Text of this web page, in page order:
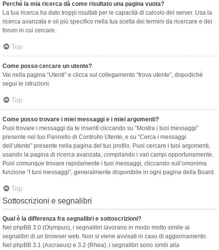
Perché la mia ricerca dà come risultato una pagina vuota?
La tua ricerca ha dato troppi risultati per le capacità di calcolo del server. Usa la
ricerca avanzata e sii più specifico nella tua scelta dei termini da ricercare e dei
forum in cui cercare.
Top
Come posso cercare un utente?
Vai nella pagina “Utenti” e clicca sul collegamento “trova utente”, dopodiché
segui le istruzioni.
Top
Come posso trovare i miei messaggi e i miei argomenti?
Puoi trovare i messaggi da te inseriti cliccando su “Mostra i tuoi messaggi”
presente nel tuo Pannello di Controllo Utente, e su “Cerca i messaggi
dell’utente” presente nella pagina del tuo profilo. Puoi cercare i tuoi argomenti,
usando la pagina di ricerca avanzata, compilando i vari campi opportunamente.
Puoi comunque trovare rapidamente i tuoi messaggi, cliccando sull’omonima
funzione “I tuoi messaggi”, generalmente disponibile in ogni pagina della Board.
Top
Sottoscrizioni e segnalibri
Qual è la differenza fra segnalibri e sottoscrizioni?
Nel phpBB 3.0 (Olympus), i segnalibri lavorano in modo molto simile ai
segnalibri di un browser web. Non si viene avvisati in caso di aggiornamento.
Nel phpBB 3.1 (Ascraeus) e 3.2 (Rhea), i segnalibri sono simili alla